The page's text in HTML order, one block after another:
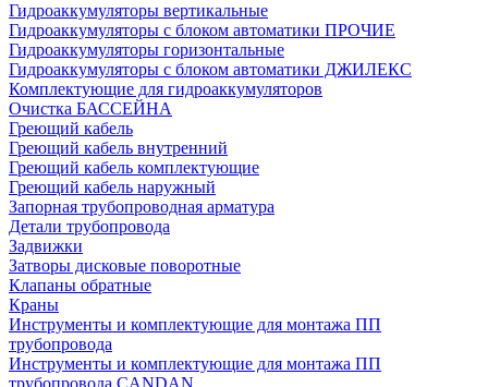
Гидроаккумуляторы вертикальные
Гидроаккумуляторы с блоком автоматики ПРОЧИЕ
Гидроаккумуляторы горизонтальные
Гидроаккумуляторы с блоком автоматики ДЖИЛЕКС
Комплектующие для гидроаккумуляторов
Очистка БАССЕЙНА
Греющий кабель
Греющий кабель внутренний
Греющий кабель комплектующие
Греющий кабель наружный
Запорная трубопроводная арматура
Детали трубопровода
Задвижки
Затворы дисковые поворотные
Клапаны обратные
Краны
Инструменты и комплектующие для монтажа ПП
трубопровода
Инструменты и комплектующие для монтажа ПП
трубопровода CANDAN